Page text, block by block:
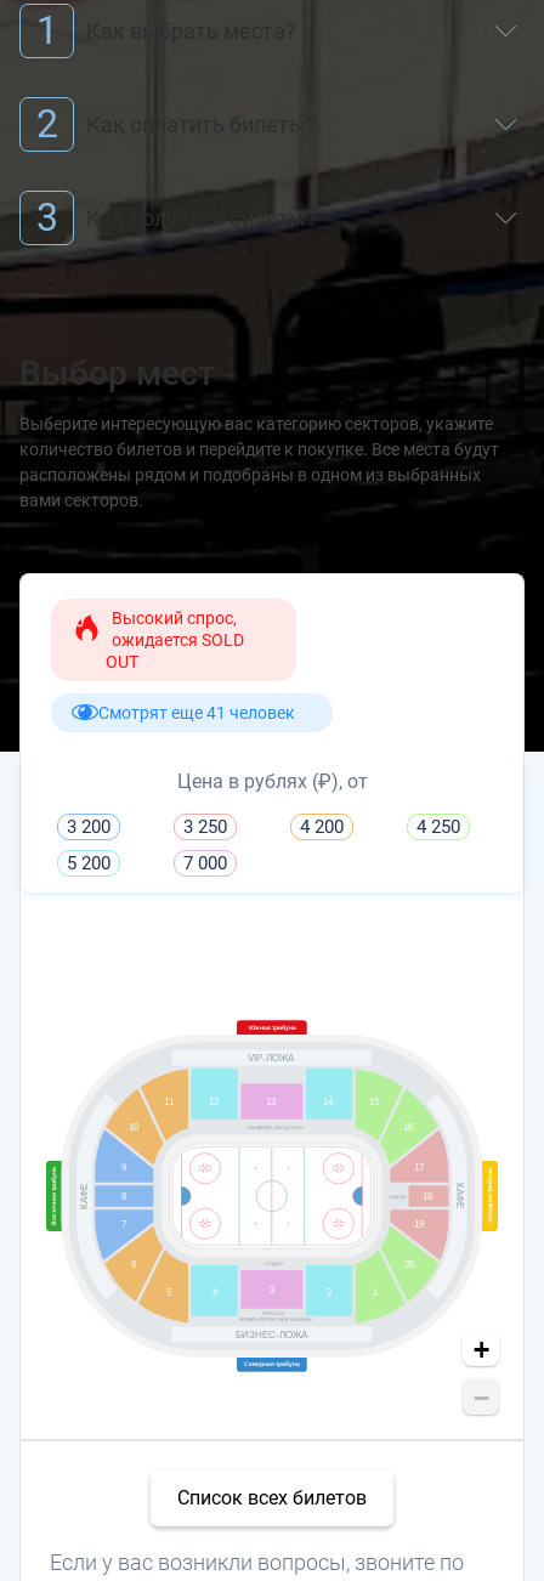
1
2
3 Как получить билеты?
Выбор мест
Выберите интересующую вас категорию секторов, укажите
количество билетов и перейдите к покупке. Все места будут
расположены рядом и подобраны в одном из выбранных
вами секторов.
Высокий спрос,
ожидается SOLD
OUT
Смотрят еще 41 человек
Цена в рублях (₽), от
3 200 3 250 4 200
4 250
5 200
7 000
Западная трибуна
Южная трибуна
Восточная трибуна
Северная трибуна
КОММЕНТАТОРСКИЕ КАБИНЫ
ПРЕССА
СУДЬИ
СЦЕНА
СКАМЕЙКА ЗАПАСНЫХ
КАФЕ
КАФЕ
БИЗНЕС-ЛОЖА
VIP-ЛОЖА
1
2
3
4
5
6
7
8
9
10
11 12 13 14 15
16
17
18
19
20
+
−
Если у вас возникли вопросы, звоните по
Список всех билетов